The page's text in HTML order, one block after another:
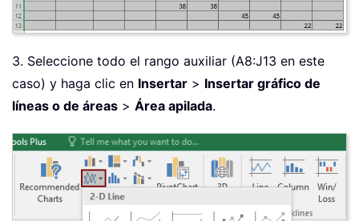
3. Seleccione todo el rango auxiliar (A8:J13 en este
caso) y haga clic en Insertar > Insertar gráfico de
líneas o de áreas > Área apilada.